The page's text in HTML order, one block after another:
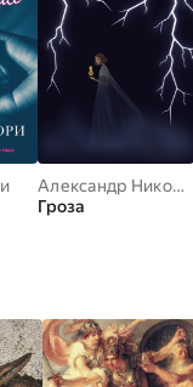
Александр Николаевич Островский
Гроза